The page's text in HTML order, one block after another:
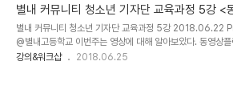
별내 커뮤니티 청소년 기자단 교육과정 5강 <
기획>
별내 커뮤니티 청소년 기자단 교육과정 5강 2018.06.22
@별내고등학교 이번주는 영상에 대해 알아보았다. 동영상플
유투브 사용시간이 2년 만에 3배 이상 성장했다. 글을 읽고 이
강의&워크샵 2018.06.25